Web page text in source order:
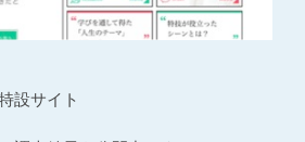
設サイト